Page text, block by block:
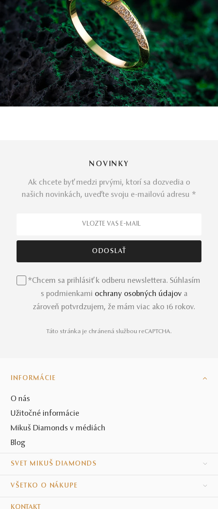
NOVINKY
Ak chcete byť medzi prvými, ktorí sa dozvedia o
našich novinkách, uveďte svoju e-mailovú adresu *
*Chcem sa prihlásiť k odberu newslettera. Súhlasím
s podmienkami ochrany osobných údajov a
zároveň potvrdzujem, že mám viac ako 16 rokov.
Táto stránka je chránená službou reCAPTCHA.
INFORMÁCIE
O nás
Užitočné informácie
Mikuš Diamonds v médiách
Blog
SVET MIKUŠ DIAMONDS
VŠETKO O NÁKUPE
KONTAKT